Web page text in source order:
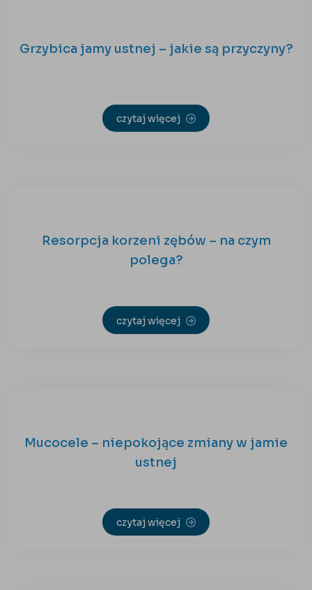
Grzybica jamy ustnej – jakie są przyczyny?
czytaj więcej
Resorpcja korzeni zębów – na czym
polega?
czytaj więcej
Mucocele – niepokojące zmiany w jamie
ustnej
czytaj więcej